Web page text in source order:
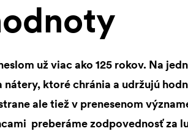
už viac ako 125 rokov. Na
ktoré chránia a udržujú
ale tiež v prenesenom
preberáme zodpovednosť za